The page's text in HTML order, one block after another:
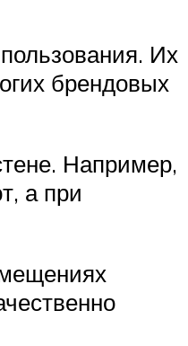
Их
брендовых
Например,
а при